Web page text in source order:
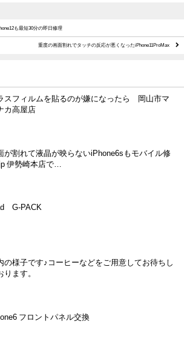
も最短30分の即日修理
重度の画面割れでタッチの反応が悪くなったiPhone11ProMax
スフィルムを貼るのが嫌になったら 岡山市マ
カ高屋店
が割れて液晶が映らないiPhone6sもモバイル修
伊勢崎本店で…
G-PACK
の様子です♪コーヒーなどをご用意してお待ちし
ります。
フロントパネル交換